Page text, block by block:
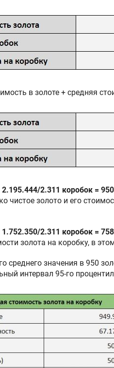
в золоте + средняя
2.311 коробок =
чистое золото и его
2.311 коробок =
золота на коробку, в
среднего значения в 950
интервал 95-го